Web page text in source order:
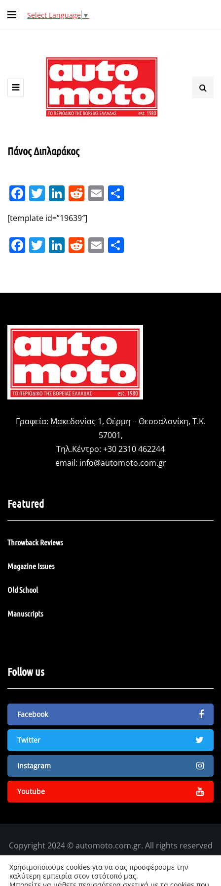
Select Language ▼
Πάνος Διπλαράκος
Facebook
Twitter
LinkedIn
Reddit
Email
[template id=”19639″]
Facebook
Twitter
LinkedIn
Reddit
Email
Γραφεία: Μακεδονίας 1, Θέρμη – Θεσσαλονίκη, Τ.Κ.
57001,
Τηλ.Κέντρο: +30 2310 462244
email: info@automoto.com.gr
Featured
Throwback Reviews
Magazine Issues
Old School
Manuscripts
Follow us
Facebook
Twitter
Instagram
Youtube
Copyright 2024 © automoto.com.gr. All rights reserved
Χρησιμοποιούμε cookies για να σας προσφέρουμε την
καλύτερη εμπειρία στον ιστότοπό μας.